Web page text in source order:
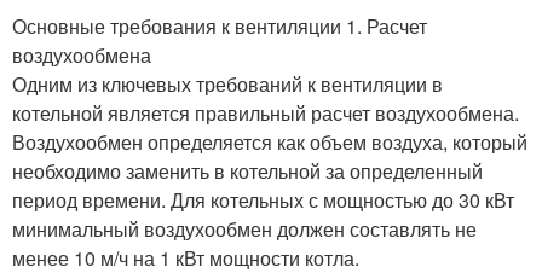
Основные требования к вентиляции 1. Расчет
воздухообмена
Одним из ключевых требований к вентиляции в
котельной является правильный расчет воздухообмена.
Воздухообмен определяется как объем воздуха, который
необходимо заменить в котельной за определенный
период времени. Для котельных с мощностью до 30 кВт
минимальный воздухообмен должен составлять не
менее 10 м/ч на 1 кВт мощности котла.